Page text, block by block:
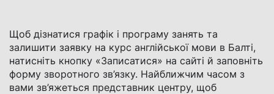
Щоб дізнатися графік і програму занять та
залишити заявку на курс англійської мови в Балті,
натисніть кнопку «Записатися» на сайті й заповніть
форму зворотного зв’язку. Найближчим часом з
вами зв’яжеться представник центру, щоб